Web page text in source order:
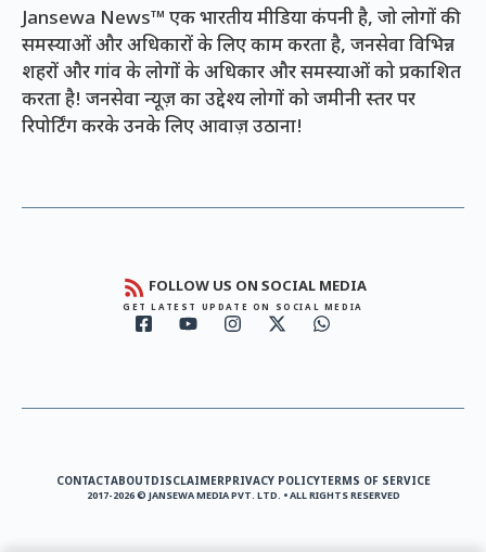
Jansewa News™ एक भारतीय मीडिया कंपनी है, जो लोगों की
समस्याओं और अधिकारों के लिए काम करता है, जनसेवा विभिन्न
शहरों और गांव के लोगों के अधिकार और समस्याओं को प्रकाशित
करता है! जनसेवा न्यूज़ का उद्देश्य लोगों को जमीनी स्तर पर
रिपोर्टिंग करके उनके लिए आवाज़ उठाना!
FOLLOW US ON SOCIAL MEDIA
GET LATEST UPDATE ON SOCIAL MEDIA
CONTACTABOUTDISCLAIMERPRIVACY POLICYTERMS OF SERVICE
2017-2026 © JANSEWA MEDIA PVT. LTD. • ALL RIGHTS RESERVED